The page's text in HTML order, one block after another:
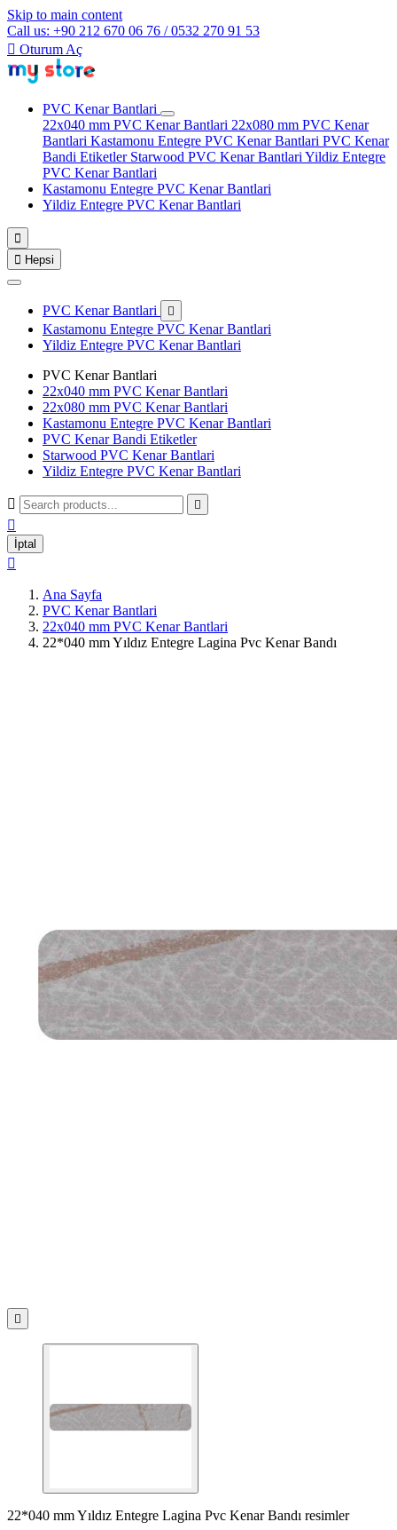
Skip to main content
Call us: +90 212 670 06 76 / 0532 270 91 53
 Oturum Aç
PVC Kenar Bantlari
22x040 mm PVC Kenar Bantlari 22x080 mm PVC Kenar
Bantlari Kastamonu Entegre PVC Kenar Bantlari PVC Kenar
Bandi Etiketler Starwood PVC Kenar Bantlari Yildiz Entegre
PVC Kenar Bantlari
Kastamonu Entegre PVC Kenar Bantlari
Yildiz Entegre PVC Kenar Bantlari

 Hepsi
PVC Kenar Bantlari 
Kastamonu Entegre PVC Kenar Bantlari
Yildiz Entegre PVC Kenar Bantlari
PVC Kenar Bantlari
22x040 mm PVC Kenar Bantlari
22x080 mm PVC Kenar Bantlari
Kastamonu Entegre PVC Kenar Bantlari
PVC Kenar Bandi Etiketler
Starwood PVC Kenar Bantlari
Yildiz Entegre PVC Kenar Bantlari
 

İptal

Ana Sayfa
PVC Kenar Bantlari
22x040 mm PVC Kenar Bantlari
22*040 mm Yıldız Entegre Lagina Pvc Kenar Bandı

22*040 mm Yıldız Entegre Lagina Pvc Kenar Bandı resimler